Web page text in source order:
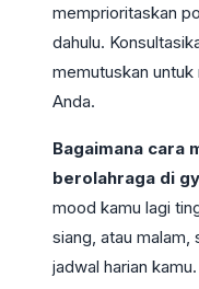
memprioritaskan
dahulu.
memutuskan
Anda.
Bagaimana cara
berolahraga di
mood kamu lagi
siang, atau malam,
jadwal harian kamu.